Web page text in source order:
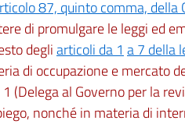
87, quinto comma, della
di promulgare le leggi ed
degliarticoli da 1 a 7 della
di occupazione e mercato
(Delega al Governo per la
nonché in materia di